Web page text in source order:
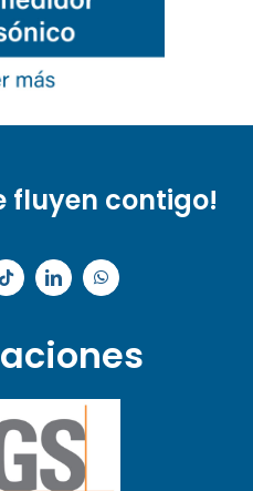
fluyen contigo!